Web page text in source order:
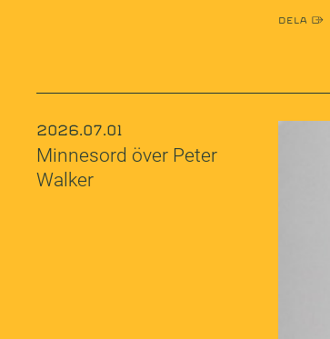
2026.07.01
Minnesord över Peter
Walker